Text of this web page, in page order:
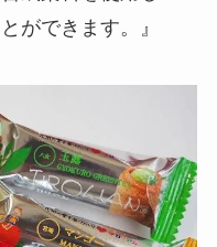
ができます。』